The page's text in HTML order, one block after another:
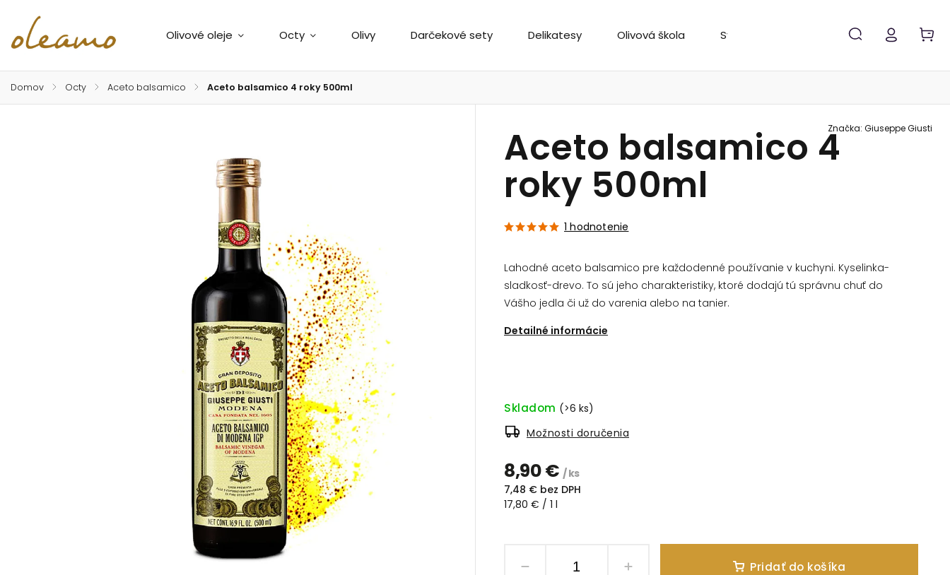
Olivové oleje Octy Olivy Darčekové sety Delikatesy Olivová škola Svetový rebríček Značky
Domov / Octy / Aceto balsamico / Aceto balsamico 4 roky 500ml
Aceto balsamico 4
roky 500ml
1 hodnotenie
Lahodné aceto balsamico pre každodenné používanie v kuchyni. Kyselinka-
sladkosť-drevo. To sú jeho charakteristiky, ktoré dodajú tú správnu chuť do
Vášho jedla či už do varenia alebo na tanier.
Detailné informácie
Značka: Giuseppe Giusti
8,90 € / ks
7,48 € bez DPH
17,80 € / 1 l
Skladom (>6 ks)
Možnosti doručenia
Pridať do košíka